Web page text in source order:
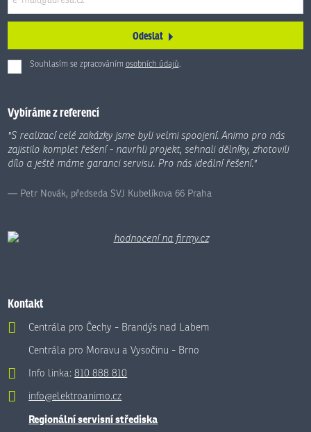
Odeslat
Souhlasím se zpracováním osobních údajů.
Formulář
nepodařilo
odeslat.
Vybíráme z referencí
"S realizací celé zakázky jsme byli velmi spoojení. Animo pro nás
zajistilo komplet řešení - navrhli projekt, sehnali dělníky, zhotovili
dílo a ještě máme garanci servisu. Pro nás ideální řešení."
Petr Novák, předseda SVJ Kubelíkova 66 Praha
Kontakt
Centrála pro Čechy - Brandýs nad Labem
Centrála pro Moravu a Vysočinu - Brno
Info linka:810 888 810
info@elektroanimo.cz
Regionální servisní střediska